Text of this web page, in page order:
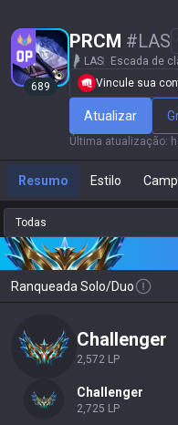
689
PRCM #LAS
LAS Escada de
Vincule sua
Atualizar
Última atualização:
Resumo Estilo
Todas
Ranqueada Solo/Duo
challenger
2,572 LP
challenger
2,725 LP